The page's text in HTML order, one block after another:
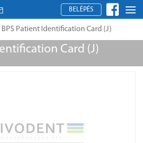
BELÉPÉS
BPS Patient Identification Card (J)
Card (J)